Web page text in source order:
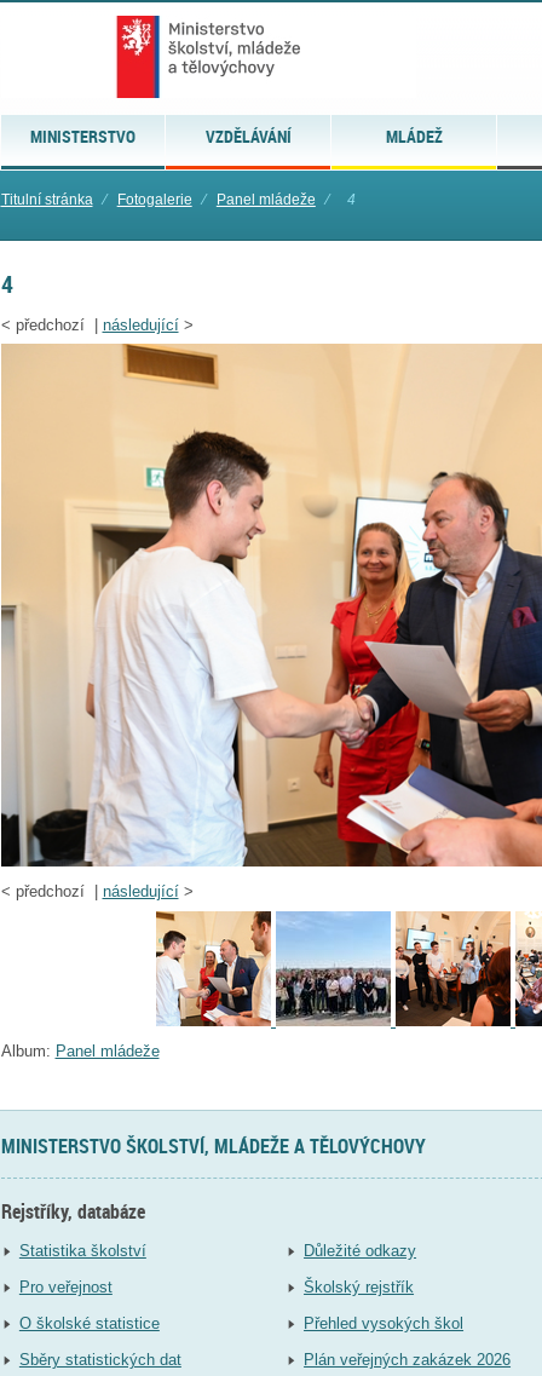
MINISTERSTVO VZDĚLÁVÁNÍ MLÁDEŽ
Titulní stránka ⁄ Fotogalerie ⁄ Panel mládeže ⁄ 4
4
< předchozí | následující>
< předchozí | následující>
Album: Panel mládeže
MINISTERSTVO ŠKOLSTVÍ, MLÁDEŽE A TĚLOVÝCHOVY
Rejstříky, databáze
Statistika školství
Pro veřejnost
O školské statistice
Sběry statistických dat
Důležité odkazy
Školský rejstřík
Přehled vysokých škol
Plán veřejných zakázek 2026